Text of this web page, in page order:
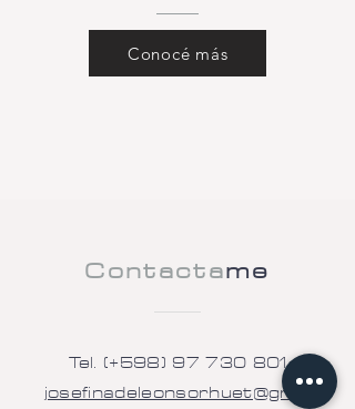
Conocé más
Contactame
Tel. (+598) 97 730 801
josefinadeleonsorhuet@gmai